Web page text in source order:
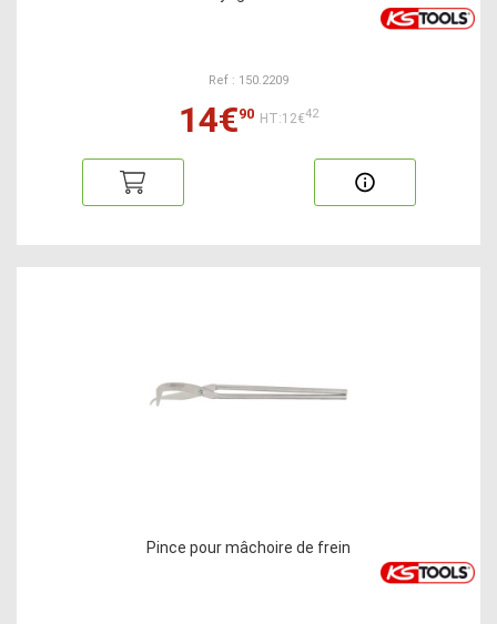
Ref : 150.2209
14€90 HT:12€42
Pince pour mâchoire de frein